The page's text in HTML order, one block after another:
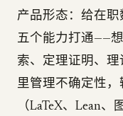
产品形态：给在职
五个能力打通——
索、定理证明、
里管理不确定性
（LaTeX、Lean